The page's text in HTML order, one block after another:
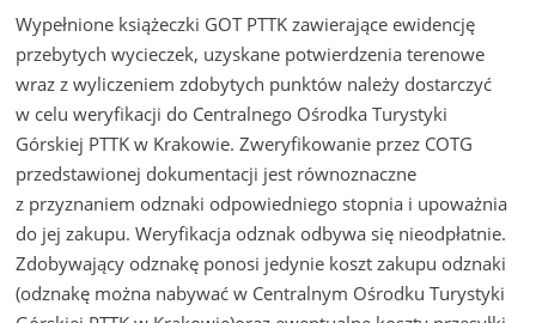
Wypełnione książeczki GOT PTTK zawierające ewidencję
przebytych wycieczek, uzyskane potwierdzenia terenowe
wraz z wyliczeniem zdobytych punktów należy dostarczyć
w celu weryfikacji do Centralnego Ośrodka Turystyki
Górskiej PTTK w Krakowie. Zweryfikowanie przez COTG
przedstawionej dokumentacji jest równoznaczne
z przyznaniem odznaki odpowiedniego stopnia i upoważnia
do jej zakupu. Weryfikacja odznak odbywa się nieodpłatnie.
Zdobywający odznakę ponosi jedynie koszt zakupu odznaki
(odznakę można nabywać w Centralnym Ośrodku Turystyki